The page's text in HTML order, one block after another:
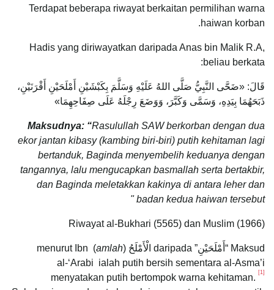
Terdapat beberapa riwayat berkaitan permilihan warna
haiwan korban.
Hadis yang diriwayatkan daripada Anas bin Malik R.A,
beliau berkata:
قَالَ: «ضَحَّى النَّبِيُّ صَلَّى اللهُ عَلَيْهِ وَسَلَّمَ بِكَبْشَيْنِ أَمْلَحَيْنِ أَقْرَنَيْنِ،
ذَبَحَهُمَا بِيَدِهِ، وَسَمَّى وَكَبَّرَ، وَوَضَعَ رِجْلَهُ عَلَى صِفَاحِهِمَا»
Maksudnya: “Rasulullah SAW berkorban dengan dua
ekor jantan kibasy (kambing biri-biri) putih kehitaman lagi
bertanduk, Baginda menyembelih keduanya dengan
tangannya, lalu mengucapkan basmallah serta bertakbir,
dan Baginda meletakkan kakinya di antara leher dan
badan kedua haiwan tersebut "
Riwayat al-Bukhari (5565) dan Muslim (1966)
Maksud “أَمْلَحَيْنِ” daripada الْأَمْلَحُ ( amlah
) menurut Ibn
al-‘Arabi ialah putih bersih sementara al-Asma’i
menyatakan putih bertompok warna kehitaman. [1]